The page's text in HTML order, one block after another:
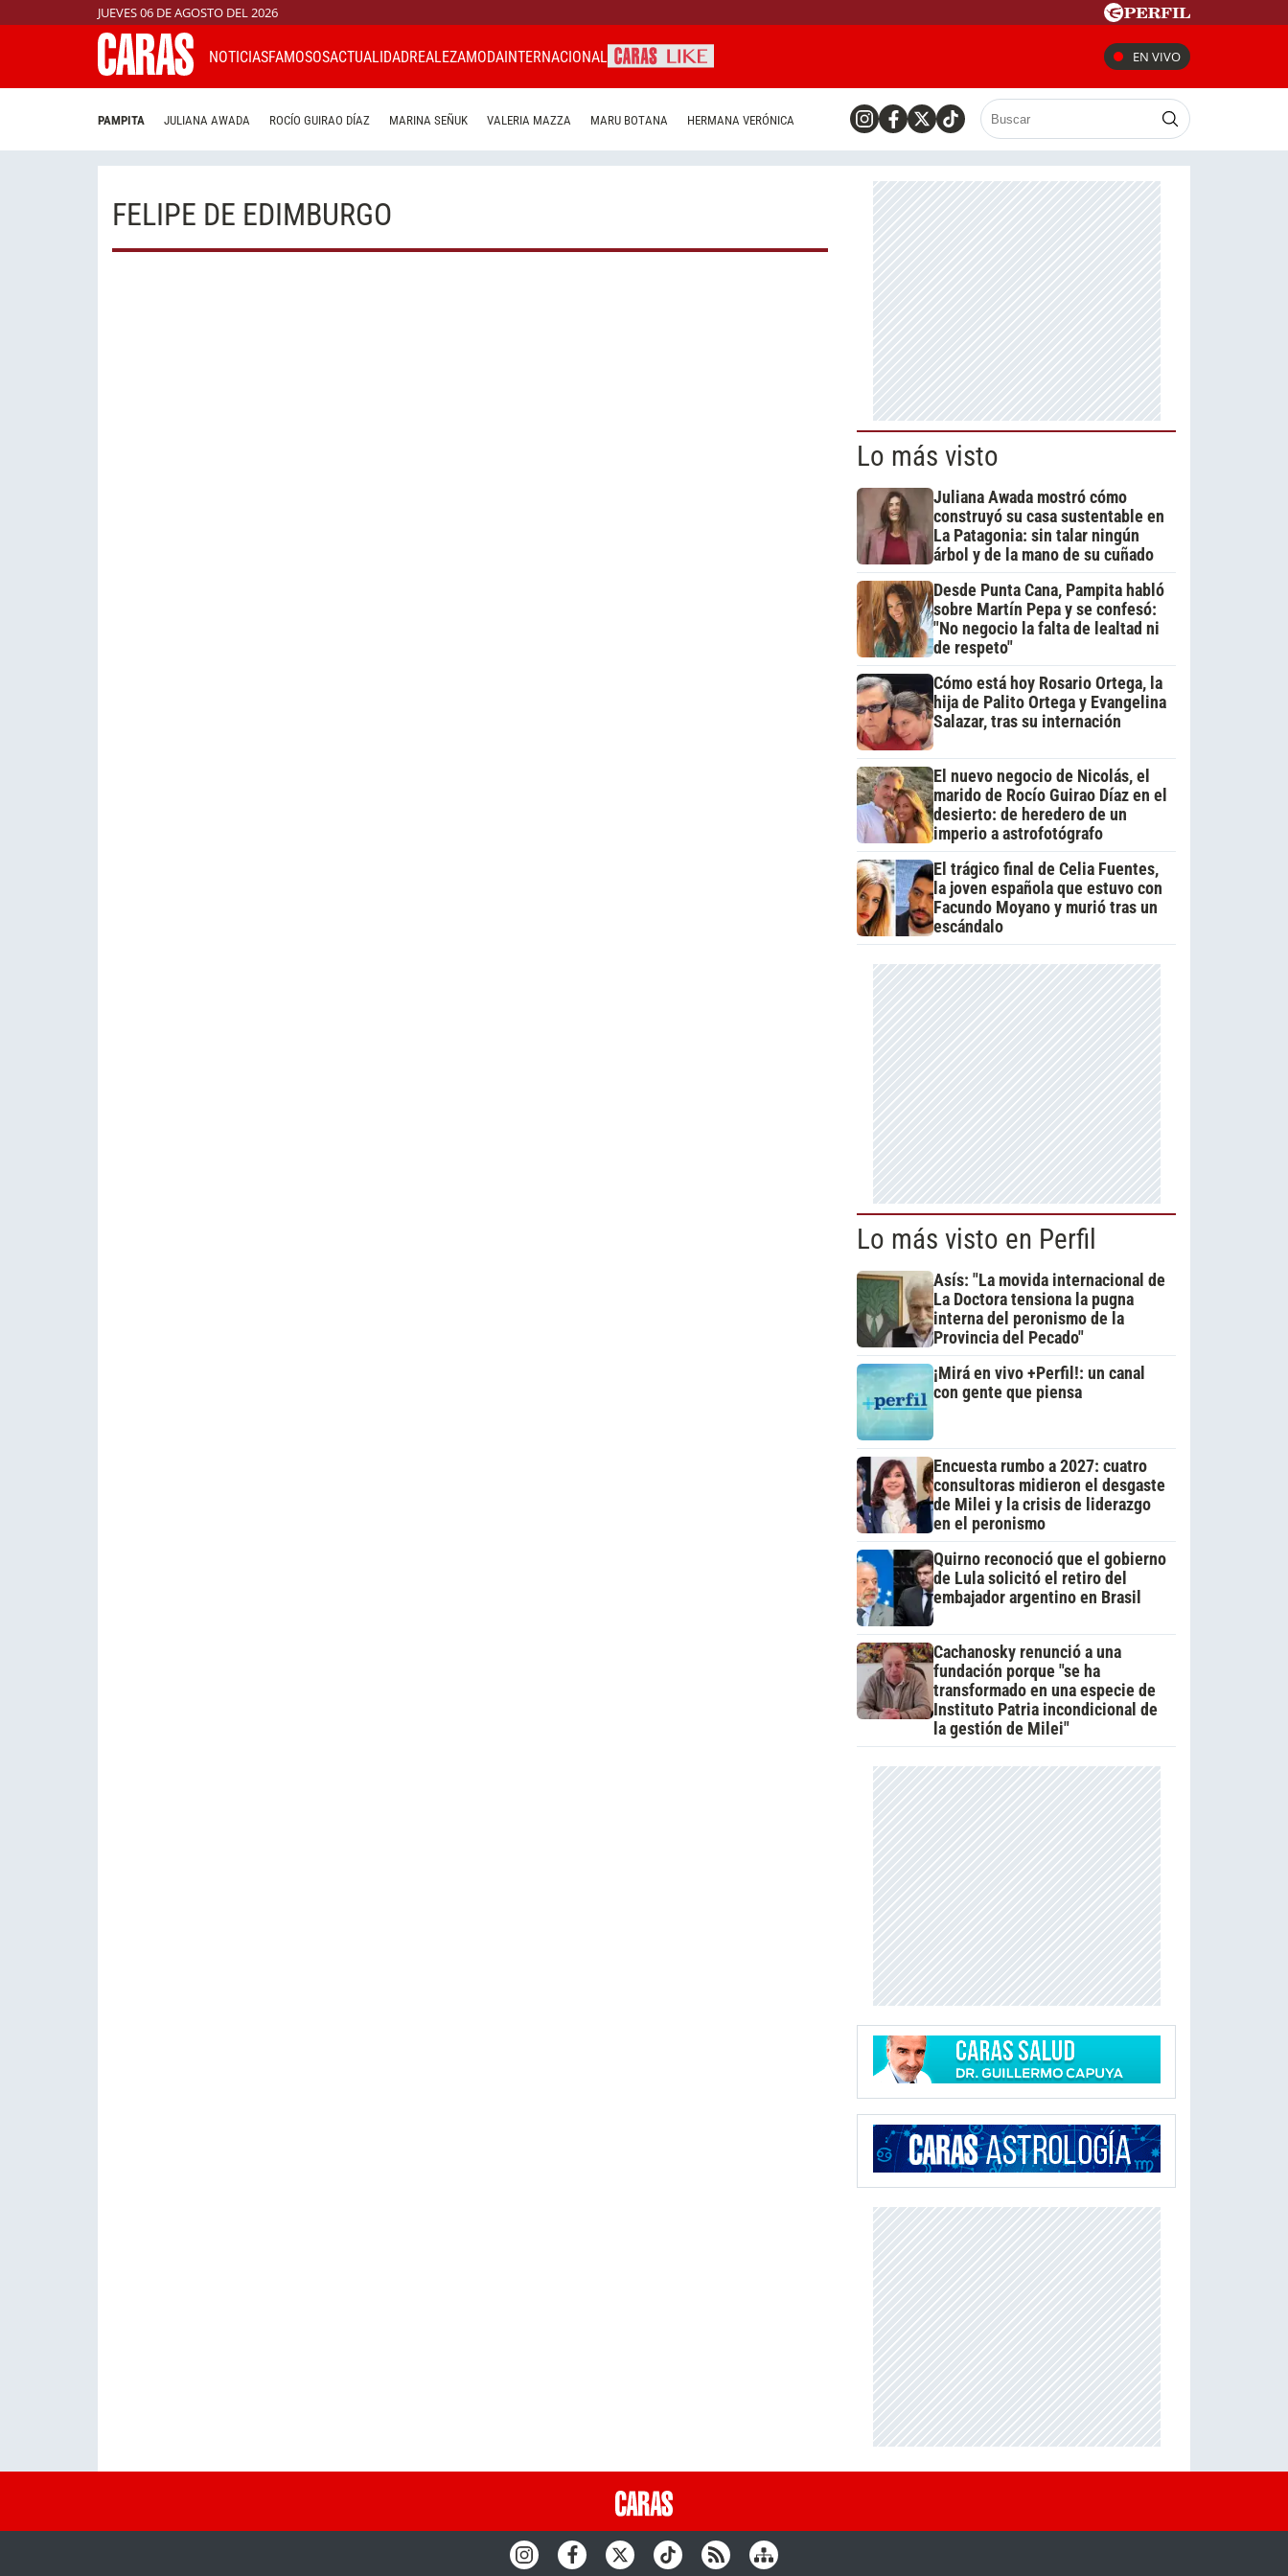
JUEVES 06 DE AGOSTO DEL 2026
NOTICIASFAMOSOSACTUALIDADREALEZAMODAINTERNACIONAL EN VIVO
PAMPITA JULIANA AWADA ROCÍO GUIRAO DÍAZ MARINA SEÑUK VALERIA MAZZA MARU BOTANA HERMANA VERÓNICA
FELIPE DE EDIMBURGO
Lo más visto
Juliana Awada mostró cómo
construyó su casa sustentable en
La Patagonia: sin talar ningún
árbol y de la mano de su cuñado
Desde Punta Cana, Pampita habló
sobre Martín Pepa y se confesó:
"No negocio la falta de lealtad ni
de respeto"
Cómo está hoy Rosario Ortega, la
hija de Palito Ortega y Evangelina
Salazar, tras su internación
El nuevo negocio de Nicolás, el
marido de Rocío Guirao Díaz en el
desierto: de heredero de un
imperio a astrofotógrafo
El trágico final de Celia Fuentes,
la joven española que estuvo con
Facundo Moyano y murió tras un
escándalo
Lo más visto en Perfil
Asís: "La movida internacional de
La Doctora tensiona la pugna
interna del peronismo de la
Provincia del Pecado"
¡Mirá en vivo +Perfil!: un canal
con gente que piensa
Encuesta rumbo a 2027: cuatro
consultoras midieron el desgaste
de Milei y la crisis de liderazgo
en el peronismo
Quirno reconoció que el gobierno
de Lula solicitó el retiro del
embajador argentino en Brasil
Cachanosky renunció a una
fundación porque "se ha
transformado en una especie de
Instituto Patria incondicional de
la gestión de Milei"